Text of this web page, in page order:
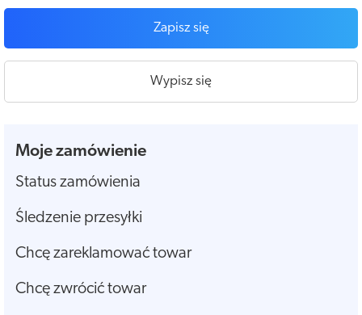
Zapisz się
Wypisz się
Moje zamówienie
Status zamówienia
Śledzenie przesyłki
Chcę zareklamować towar
Chcę zwrócić towar